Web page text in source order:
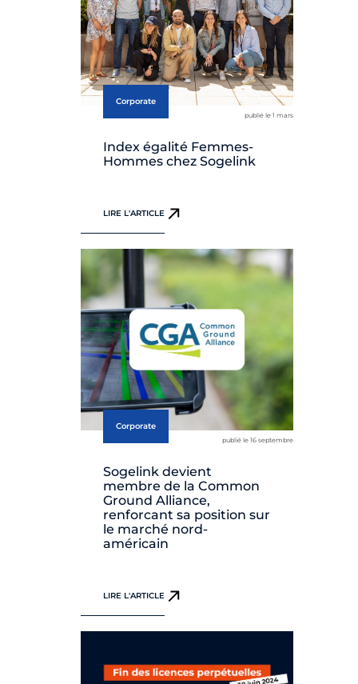
Corporate
publié le 1 mars
Index égalité Femmes-
Hommes chez Sogelink
LIRE L'ARTICLE
Corporate
publié le 16 septembre
Sogelink devient
membre de la Common
Ground Alliance,
renforcant sa position sur
le marché nord-
américain
LIRE L'ARTICLE